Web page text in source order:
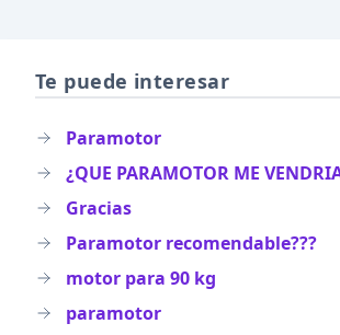
Te puede interesar
Paramotor
¿QUE PARAMOTOR ME
Gracias
Paramotor recomendable???
motor para 90 kg
paramotor